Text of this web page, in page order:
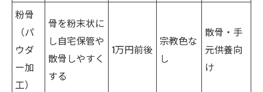
粉骨
（パ
ウダ
ー加
工）
骨を粉末状に
し自宅保管や
散骨しやすく
する
1万円前後
宗教色な
し
散骨・手
元供養向
け